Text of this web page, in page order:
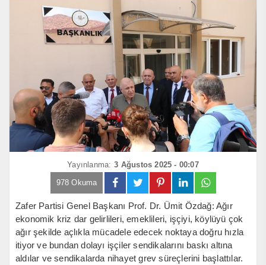
Yayınlanma: 3 Ağustos 2025 - 00:07
978 Okuma
Zafer Partisi Genel Başkanı Prof. Dr. Ümit Özdağ: Ağır
ekonomik kriz dar gelirlileri, emeklileri, işçiyi, köylüyü çok
ağır şekilde açlıkla mücadele edecek noktaya doğru hızla
itiyor ve bundan dolayı işçiler sendikalarını baskı altına
aldılar ve sendikalarda nihayet grev süreçlerini başlattılar.